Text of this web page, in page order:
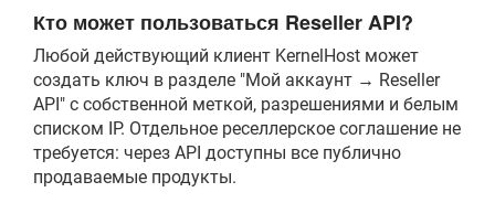
Кто может пользоваться Reseller API?
Любой действующий клиент KernelHost может
создать ключ в разделе "Мой аккаунт → Reseller
API" с собственной меткой, разрешениями и белым
списком IP. Отдельное реселлерское соглашение не
требуется: через API доступны все публично
продаваемые продукты.